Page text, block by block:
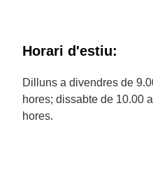
Horari d'estiu:
Dilluns a divendres de
hores; dissabte de 10.00
hores.